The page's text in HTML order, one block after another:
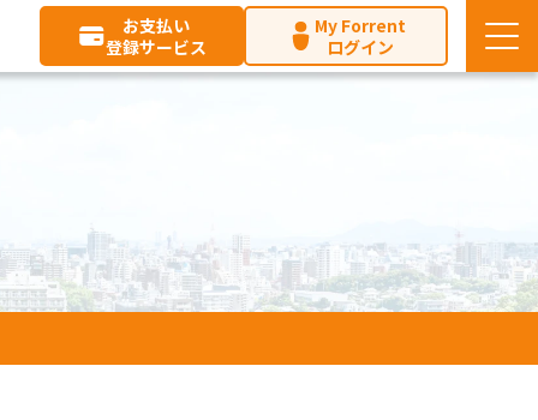
お支払い
登録サービス
My Forrent
ログイン